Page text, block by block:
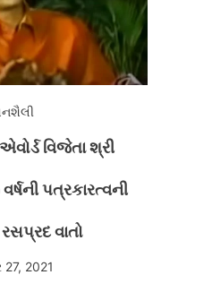
વિજેતા શ્રી
પત્રકારત્વની
રસપ્રદ વાતો
27, 2021